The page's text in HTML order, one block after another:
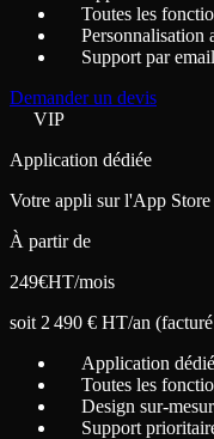
Toutes les
Personnalisation
Support par email
Demander un devis
VIP
Application dédiée
Votre appli sur l'App Store
À partir de
249€HT/mois
soit 2 490 € HT/an
Application
Toutes les
Design sur-
Support